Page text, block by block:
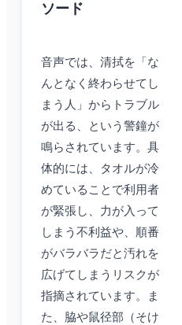
ソード
音声では、清拭を「な
んとなく終わらせてし
まう人」からトラブル
が出る、という警鐘が
鳴らされています。具
体的には、タオルが冷
めていることで利用者
が緊張し、力が入って
しまう不利益や、順番
がバラバラだと汚れを
広げてしまうリスクが
指摘されています。ま
た、脇や鼠径部（そけ